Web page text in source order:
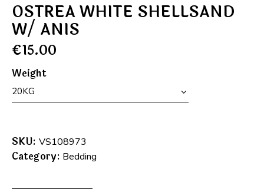
OSTREA WHITE SHELLSAND
W/ ANIS
€15.00
Weight
l
t
SKU: VS108973
Category: Bedding